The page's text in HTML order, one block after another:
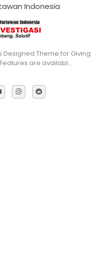
Indonesia
Designed Theme for Giving
are availabl…